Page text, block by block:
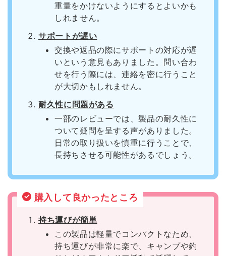
重量をかけないようにするとよいかも
しれません。
サポートが遅い
交換や返品の際にサポートの対応が遅
いという意見もありました。問い合わ
せを行う際には、連絡を密に行うこと
が大切かもしれません。
耐久性に問題がある
一部のレビューでは、製品の耐久性に
ついて疑問を呈する声がありました。
日常の取り扱いを慎重に行うことで、
長持ちさせる可能性があるでしょう。
購入して良かったところ
持ち運びが簡単
この製品は軽量でコンパクトなため、
持ち運びが非常に楽で、キャンプや釣